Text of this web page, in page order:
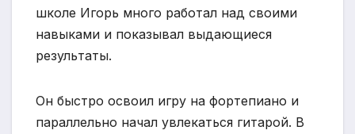
школе Игорь много работал над своими
навыками и показывал выдающиеся
результаты.
Он быстро освоил игру на фортепиано и
параллельно начал увлекаться гитарой. В